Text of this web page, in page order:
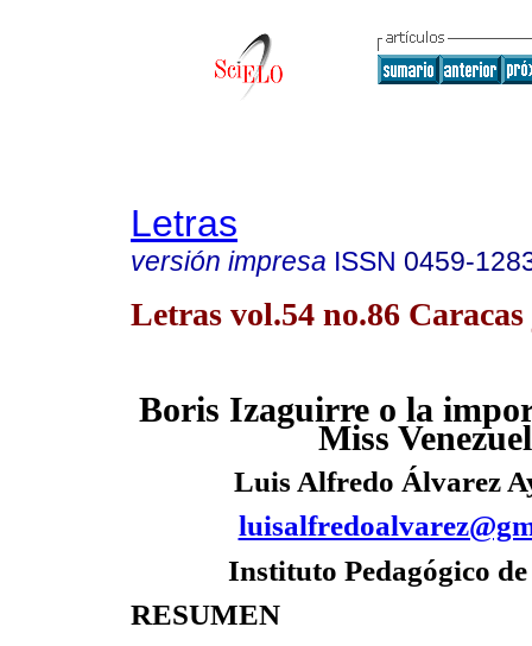
Letras
versión impresa ISSN 0459-
Letras vol.54 no.86
Boris Izaguirre o la
Miss
Luis Alfredo Álvarez
Instituto Pedagógico
RESUMEN